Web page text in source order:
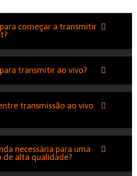
começar a transmitir
transmitir ao vivo?
transmissão ao vivo
necessária para uma
de alta qualidade?